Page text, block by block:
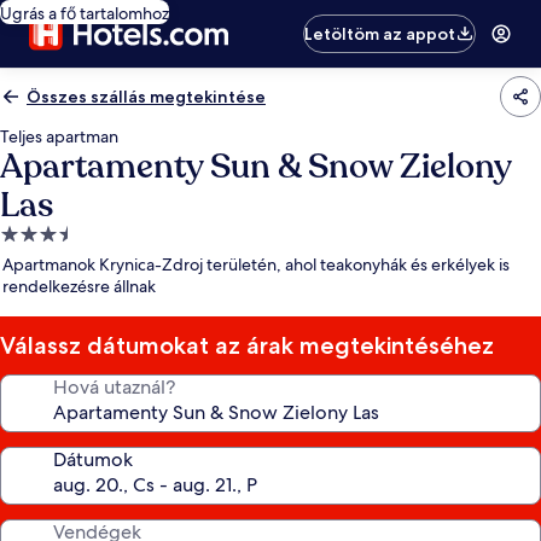
Ugrás a fő tartalomhoz
Letöltöm az appot
Összes szállás megtekintése
Teljes apartman
Apartamenty Sun & Snow Zielony
Las
3.5
csillagos
szálláshely
Apartmanok Krynica-Zdroj területén, ahol teakonyhák és erkélyek is
rendelkezésre állnak
Válassz dátumokat az árak megtekintéséhez
Hová utaznál?
Dátumok
Vendégek